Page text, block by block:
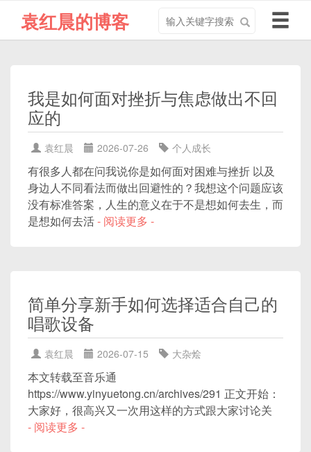
袁红晨的博客
关
导
航
切
我是如何面对挫折与焦虑做出不回
应的
袁红晨 2026-07-26 个人成长
有很多人都在问我说你是如何面对困难与挫折 以及
身边人不同看法而做出回避性的？我想这个问题应该
没有标准答案，人生的意义在于不是想如何去生，而
是想如何去活- 阅读更多 -
简单分享新手如何选择适合自己的
唱歌设备
袁红晨 2026-07-15 大杂烩
本文转载至音乐通
https://www.yinyuetong.cn/archives/291 正文开始：
大家好，很高兴又一次用这样的方式跟大家讨论关
- 阅读更多 -